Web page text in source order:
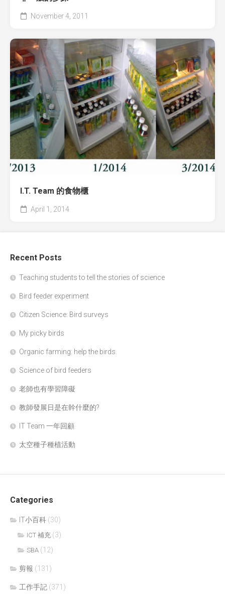
November 4, 2011
I.T. Team 的食物櫃
April 1, 2014
Recent Posts
Teaching students to tell the stories of science
Bird feeder experiment
Citizen Science: Bird surveys
My picky birds
Organic farming: help the birds.
Science of bird feeders
老師也有學習障礙
教師發展日是在幹什麼的?
IT Team 一年回顧
太空種子種植活動
Categories
IT小百科 (30)
ICT 補充 (3)
SBA (12)
剪報 (131)
工作手記 (371)